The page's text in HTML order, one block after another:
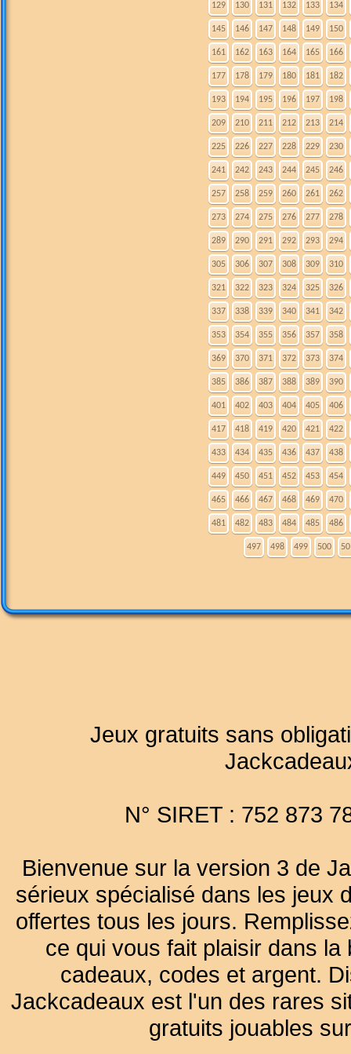
129 130 131 132 133 134
145 146 147 148 149 150
161 162 163 164 165 166
177 178 179 180 181 182
193 194 195 196 197 198
209 210 211 212 213 214
225 226 227 228 229 230
241 242 243 244 245 246
257 258 259 260 261 262
273 274 275 276 277 278
289 290 291 292 293 294
305 306 307 308 309 310
321 322 323 324 325 326
337 338 339 340 341 342
353 354 355 356 357 358
369 370 371 372 373 374
385 386 387 388 389 390
401 402 403 404 405 406
417 418 419 420 421 422
433 434 435 436 437 438
449 450 451 452 453 454
465 466 467 468 469 470
481 482 483 484 485 486
497 498 499 500
Jeux gratuits sans
N° SIRET : 752 873
Bienvenue sur la version 3 de
sérieux spécialisé dans les jeux
offertes tous les jours.
ce qui vous fait plaisir dans
cadeaux, codes et argent.
Jackcadeaux est l'un des rares
gratuits jouables